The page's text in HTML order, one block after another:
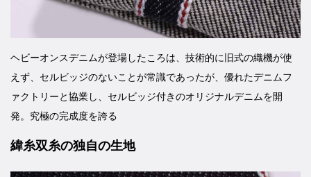
ヘビーオンスデニムが登場したころは、技術的に旧式の織機が使
えず、セルビッジのないことが常識であったが、優れたデニムフ
ァクトリーと協業し、セルビッジ付きのオリジナルデニムを開
発。究極の完成度を誇る
緯糸双糸の独自の生地